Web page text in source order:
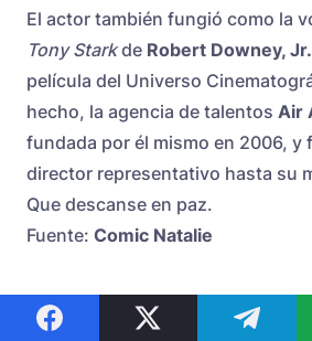
El actor también fungió como la
Tony Starkde Robert Downey, Jr.
película del Universo
hecho, la agencia de talentos Air
fundada por él mismo en 2006, y
director representativo hasta su
Que descanse en paz.
Fuente: Comic Natalie